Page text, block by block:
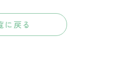
に戻る